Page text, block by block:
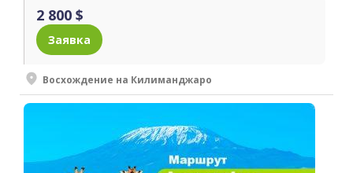
2 800 $
Заявка
Восхождение на Килиманджаро